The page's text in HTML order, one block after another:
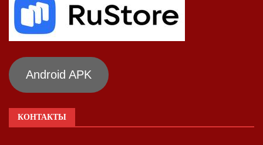
Android APK
КОНТАКТЫ